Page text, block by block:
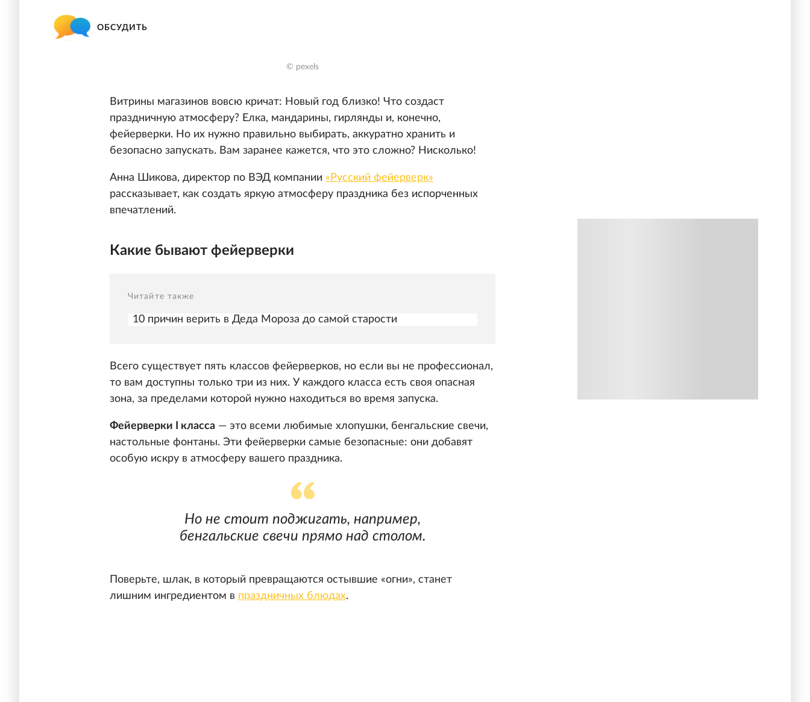
ОБСУДИТЬ
© pexels
Витрины магазинов вовсю кричат: Новый год близко! Что создаст
праздничную атмосферу? Елка, мандарины, гирлянды и, конечно,
фейерверки. Но их нужно правильно выбирать, аккуратно хранить и
безопасно запускать. Вам заранее кажется, что это сложно? Нисколько!
Анна Шикова, директор по ВЭД компании «Русский фейерверк»
рассказывает, как создать яркую атмосферу праздника без испорченных
впечатлений.
Какие бывают фейерверки
Читайте также
10 причин верить в Деда Мороза до самой старости
Всего существует пять классов фейерверков, но если вы не профессионал,
то вам доступны только три из них. У каждого класса есть своя опасная
зона, за пределами которой нужно находиться во время запуска.
Фейерверки I класса — это всеми любимые хлопушки, бенгальские свечи,
настольные фонтаны. Эти фейерверки самые безопасные: они добавят
особую искру в атмосферу вашего праздника.
Но не стоит поджигать, например,
бенгальские свечи прямо над столом.
Поверьте, шлак, в который превращаются остывшие «огни», станет
лишним ингредиентом в праздничных блюдах.